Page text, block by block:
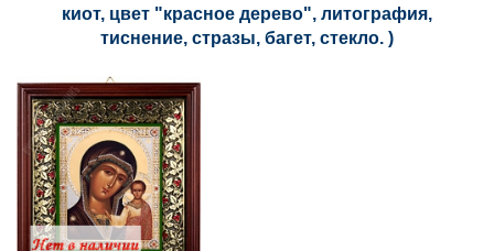
киот, цвет "красное дерево", литография,
тиснение, стразы, багет, стекло. )